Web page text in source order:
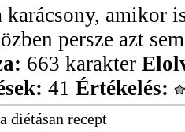
karácsony, amikor
persze azt
663 karakter
41 Értékelés:
diétásan recept